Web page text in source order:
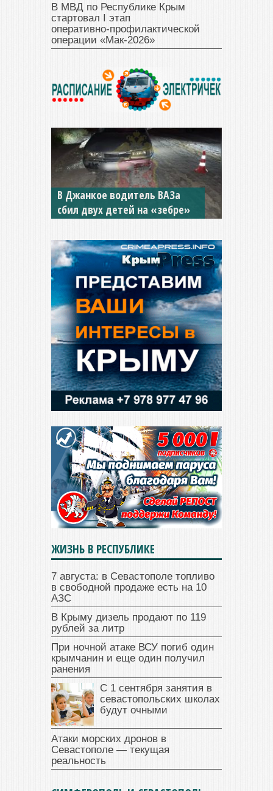
В МВД по Республике Крым
стартовал I этап
оперативно‑профилактической
операции «Мак‑2026»
В Джанкое водитель ВАЗа
сбил двух детей на «зебре»
ЖИЗНЬ В РЕСПУБЛИКЕ
7 августа: в Севастополе топливо
в свободной продаже есть на 10
АЗС
В Крыму дизель продают по 119
рублей за литр
При ночной атаке ВСУ погиб один
крымчанин и еще один получил
ранения
С 1 сентября занятия в
севастопольских школах
будут очными
Атаки морских дронов в
Севастополе — текущая
реальность